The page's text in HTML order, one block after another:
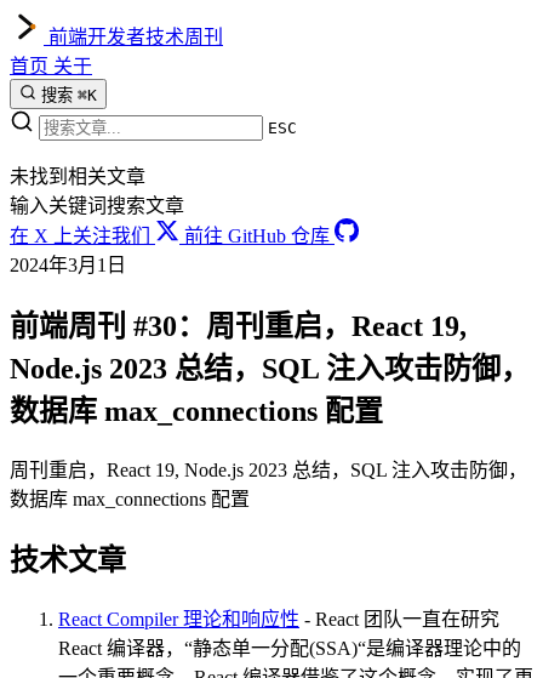
前端开发者技术周刊
首页 关于
搜索 ⌘K
ESC
未找到相关文章
输入关键词搜索文章
在 X 上关注我们
前往 GitHub 仓库
2024年3月1日
前端周刊 #30：周刊重启，React 19,
Node.js 2023 总结，SQL 注入攻击防御，
数据库 max_connections 配置
周刊重启，React 19, Node.js 2023 总结，SQL 注入攻击防御，
数据库 max_connections 配置
技术文章
React Compiler 理论和响应性 - React 团队一直在研究
React 编译器，“静态单一分配(SSA)“是编译器理论中的